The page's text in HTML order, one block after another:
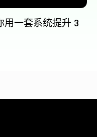
一套系统提升 3